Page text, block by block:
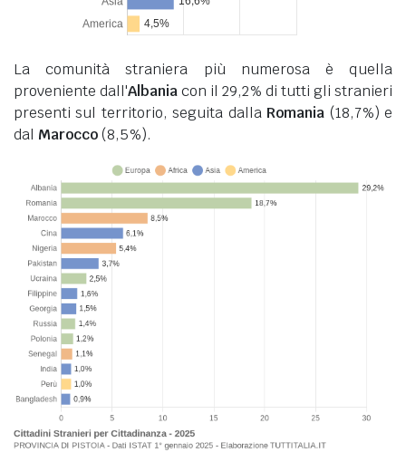
La comunità straniera più numerosa è quella
proveniente dall'Albaniacon il 29,2% di tutti gli stranieri
presenti sul territorio, seguita dalla Romania (18,7%) e
dal Marocco(8,5%).